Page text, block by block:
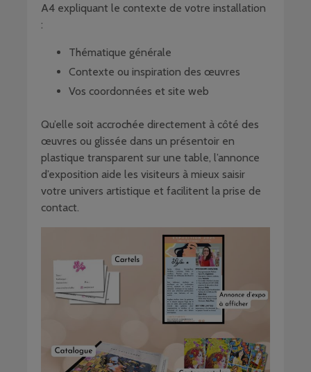
A4 expliquant le contexte de votre installation
:
Thématique générale
Contexte ou inspiration des œuvres
Vos coordonnées et site web
Qu’elle soit accrochée directement à côté des
œuvres ou glissée dans un présentoir en
plastique transparent sur une table, l’annonce
d’exposition aide les visiteurs à mieux saisir
votre univers artistique et facilitent la prise de
contact.